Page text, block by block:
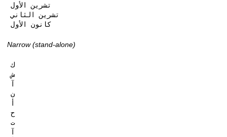
تشرين الأول
تشرين الثاني
كانون الأول
Narrow (stand-alone)
ك
ش
آ
ن
أ
ح
ت
آ